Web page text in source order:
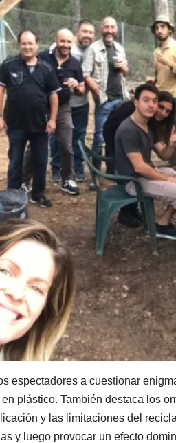
espectadores a cuestionar
plástico. También destaca los
y las limitaciones del
y luego provocar un efecto